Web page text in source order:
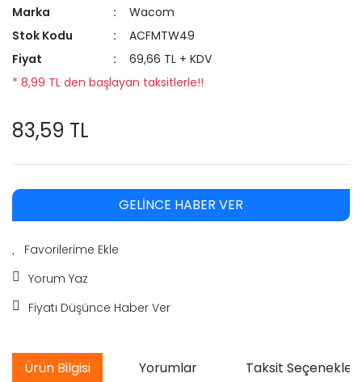
Marka
Wacom
Stok Kodu
ACFMTW49
Fiyat
69,66 TL + KDV
* 8,99 TL den başlayan taksitlerle!!
83,59 TL
GELİNCE HABER VER
Yorum Yaz
Fiyatı Düşünce Haber Ver
Ürün Bilgisi Yorumlar Taksit Seçenekleri